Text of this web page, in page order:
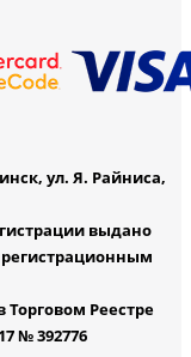
ул. Я. Райниса,
выдано
Торговом Реестре
№ 392776